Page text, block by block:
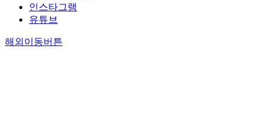
인스타그램
유튜브
해외이동버튼